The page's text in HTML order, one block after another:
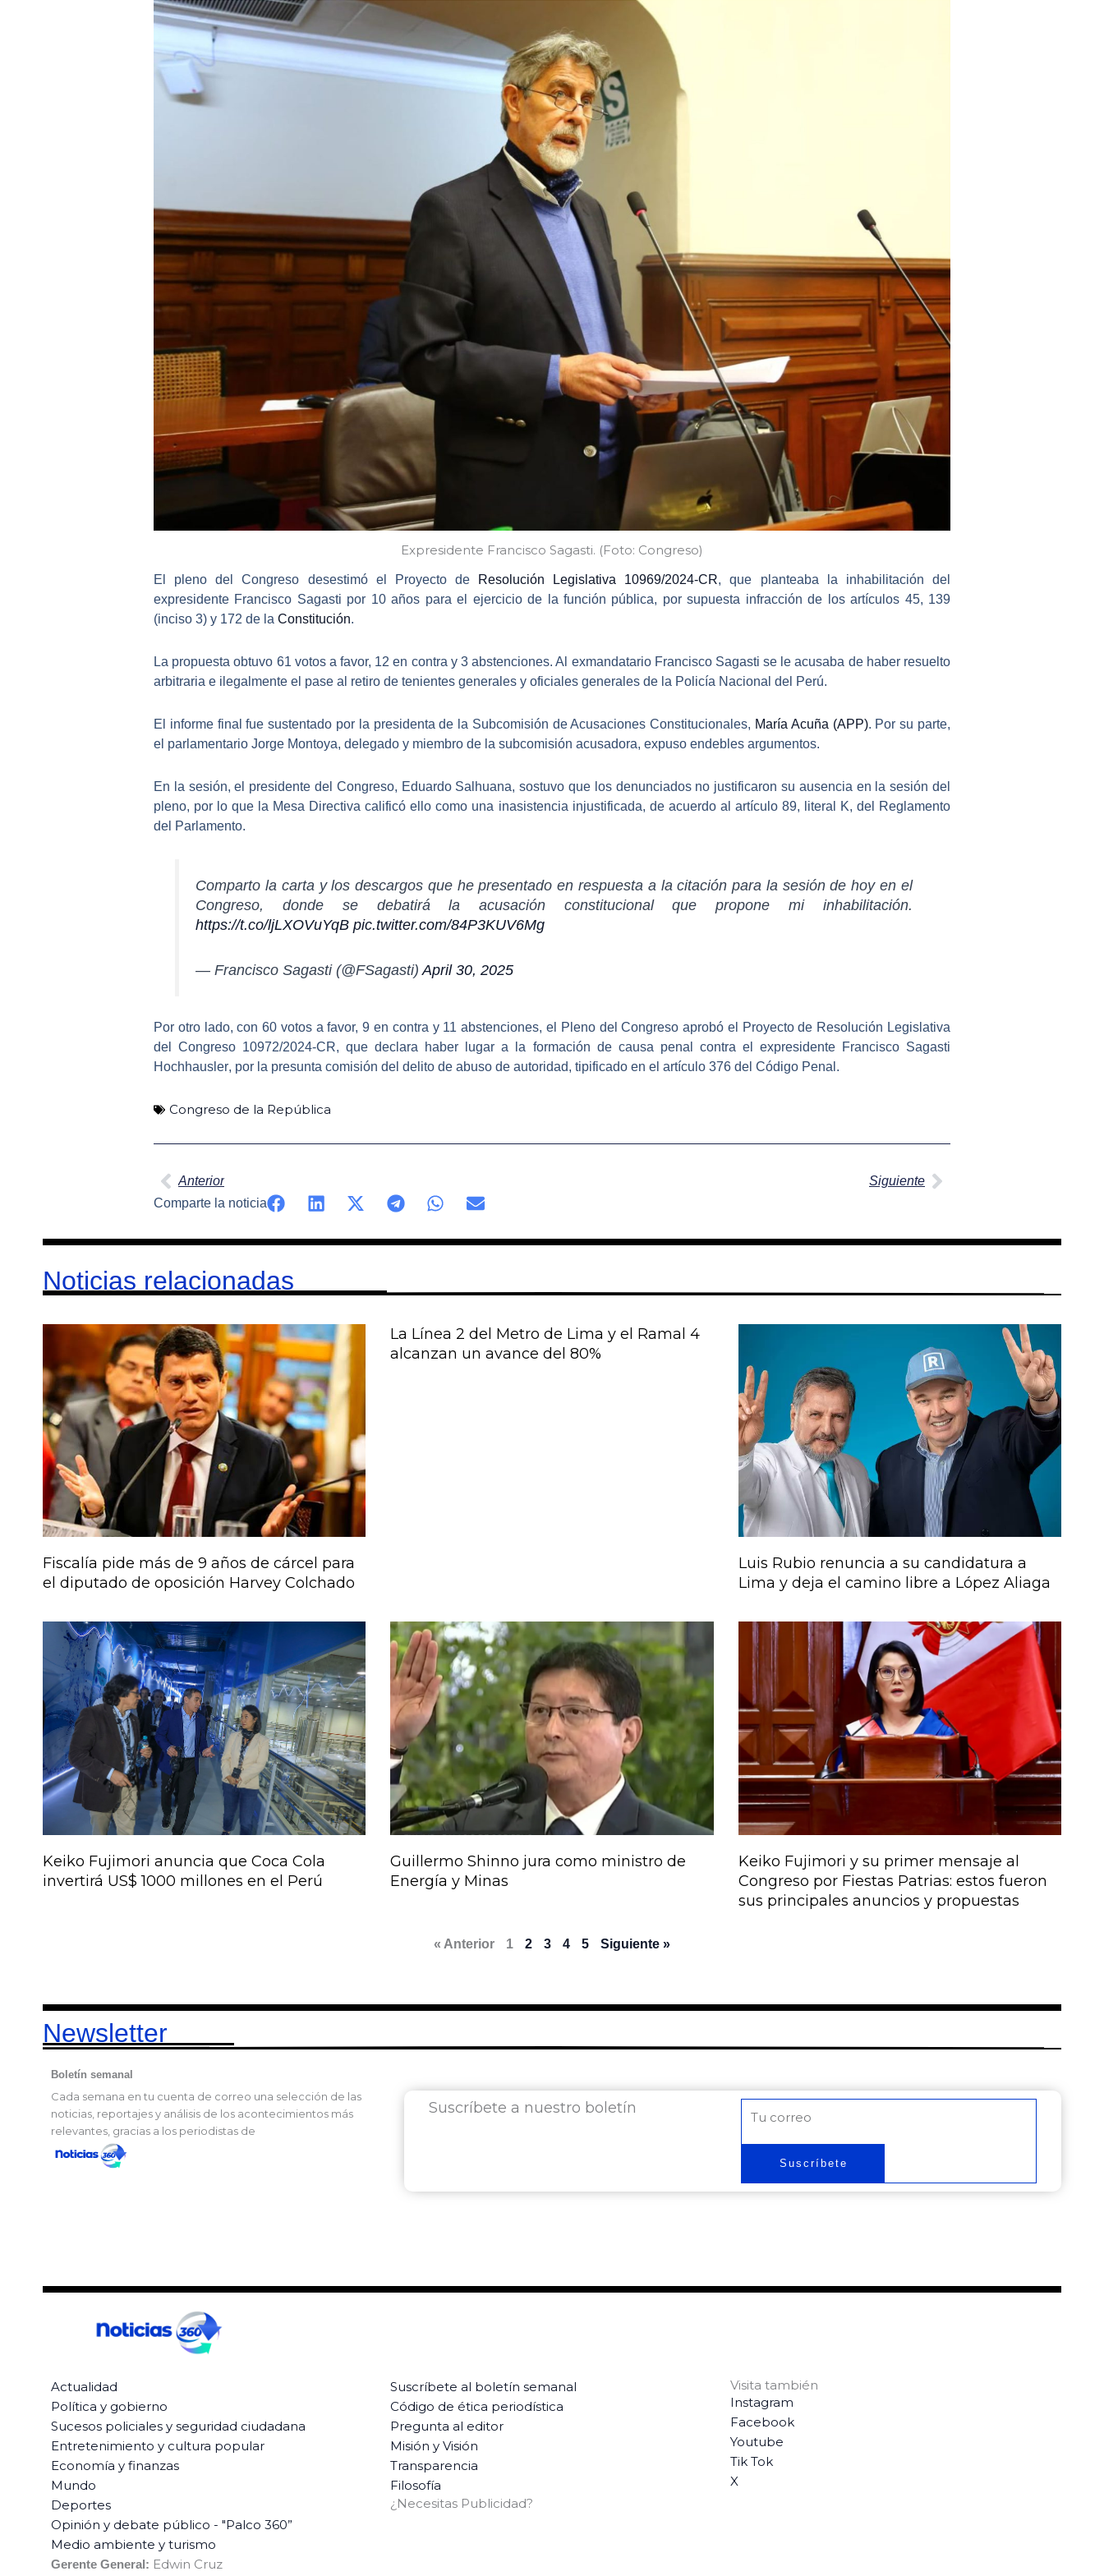
Expresidente Francisco Sagasti. (Foto: Congreso)
El pleno del Congreso desestimó el Proyecto de Resolución Legislativa 10969/2024-CR, que planteaba la inhabilitación del
expresidente Francisco Sagasti por 10 años para el ejercicio de la función pública, por supuesta infracción de los artículos 45, 139
(inciso 3) y 172 de la Constitución.
La propuesta obtuvo 61 votos a favor, 12 en contra y 3 abstenciones. Al exmandatario Francisco Sagasti se le acusaba de haber resuelto
arbitraria e ilegalmente el pase al retiro de tenientes generales y oficiales generales de la Policía Nacional del Perú.
El informe final fue sustentado por la presidenta de la Subcomisión de Acusaciones Constitucionales, María Acuña (APP). Por su parte,
el parlamentario Jorge Montoya, delegado y miembro de la subcomisión acusadora, expuso endebles argumentos.
En la sesión, el presidente del Congreso, Eduardo Salhuana, sostuvo que los denunciados no justificaron su ausencia en la sesión del
pleno, por lo que la Mesa Directiva calificó ello como una inasistencia injustificada, de acuerdo al artículo 89, literal K, del Reglamento
del Parlamento.
Comparto la carta y los descargos que he presentado en respuesta a la citación para la sesión de hoy en el
Congreso, donde se debatirá la acusación constitucional que propone mi inhabilitación.
https://t.co/ljLXOVuYqB pic.twitter.com/84P3KUV6Mg
— Francisco Sagasti (@FSagasti)April 30, 2025
Por otro lado, con60 votos a favor, 9 en contra y 11 abstenciones, el Pleno del Congreso aprobó el Proyecto de Resolución Legislativa
del Congreso 10972/2024-CR, que declara haber lugar a la formación de causa penal contra el expresidente Francisco Sagasti
Hochhausler, por la presunta comisión del delito de abuso de autoridad, tipificado en el artículo 376 del Código Penal.
Congreso de la República
Anterior Siguiente
Comparte la noticia
Noticias relacionadas
Fiscalía pide más de 9 años de cárcel para
el diputado de oposición Harvey Colchado
La Línea 2 del Metro de Lima y el Ramal 4
alcanzan un avance del 80%
Luis Rubio renuncia a su candidatura a
Lima y deja el camino libre a López Aliaga
Keiko Fujimori anuncia que Coca Cola
invertirá US$ 1000 millones en el Perú
Guillermo Shinno jura como ministro de
Energía y Minas
Keiko Fujimori y su primer mensaje al
Congreso por Fiestas Patrias: estos fueron
sus principales anuncios y propuestas
« Anterior 1 2 3 4 5 Siguiente »
Newsletter
Boletín semanal
Cada semana en tu cuenta de correo una selección de las
noticias, reportajes y análisis de los acontecimientos más
relevantes, gracias a los periodistas de
Suscríbete a nuestro boletín
Suscríbete
Actualidad
Política y gobierno
Sucesos policiales y seguridad ciudadana
Entretenimiento y cultura popular
Economía y finanzas
Mundo
Deportes
Opinión y debate público - "Palco 360”
Medio ambiente y turismo
Gerente General: Edwin Cruz
Suscríbete al boletín semanal
Código de ética periodística
Pregunta al editor
Misión y Visión
Transparencia
Filosofía
¿Necesitas Publicidad?
Visita también
Instagram
Facebook
Youtube
Tik Tok
X